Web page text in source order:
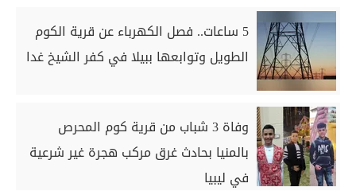
5 ساعات.. فصل الكهرباء عن قرية الكوم
الطويل وتوابعها ببيلا في كفر الشيخ غدا
وفاة 3 شباب من قرية كوم المحرص
بالمنيا بحادث غرق مركب هجرة غير شرعية
في ليبيا